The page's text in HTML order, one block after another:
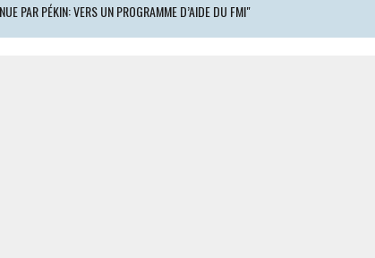
PAR PÉKIN: VERS UN PROGRAMME D’AIDE DU FMI"